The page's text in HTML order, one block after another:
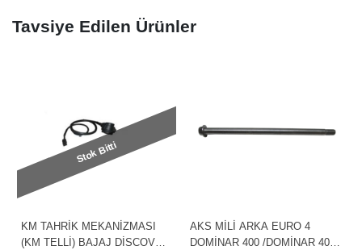
Tavsiye Edilen Ürünler
Stok Bitti
KM TAHRİK MEKANİZMASI
(KM TELLİ) BAJAJ DİSCOVER
AKS MİLİ ARKA EURO 4
DOMİNAR 400 /DOMİNAR 400